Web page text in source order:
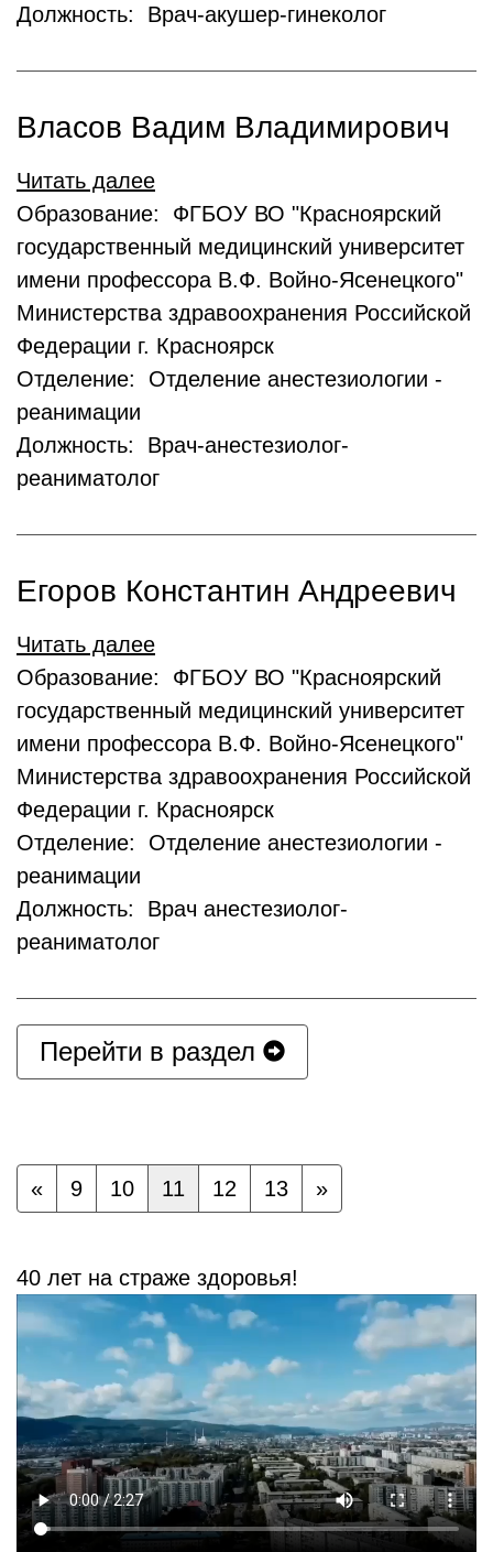
Должность: Врач-акушер-гинеколог
Власов Вадим Владимирович
Читать далее
Образование: ФГБОУ ВО "Красноярский
государственный медицинский университет
имени профессора В.Ф. Войно-Ясенецкого"
Министерства здравоохранения Российской
Федерации г. Красноярск
Отделение: Отделение анестезиологии -
реанимации
Должность: Врач-анестезиолог-
реаниматолог
Егоров Константин Андреевич
Читать далее
Образование: ФГБОУ ВО "Красноярский
государственный медицинский университет
имени профессора В.Ф. Войно-Ясенецкого"
Министерства здравоохранения Российской
Федерации г. Красноярск
Отделение: Отделение анестезиологии -
реанимации
Должность: Врач анестезиолог-
реаниматолог
Перейти в раздел
« 9 10 11 12 13 »
40 лет на страже здоровья!